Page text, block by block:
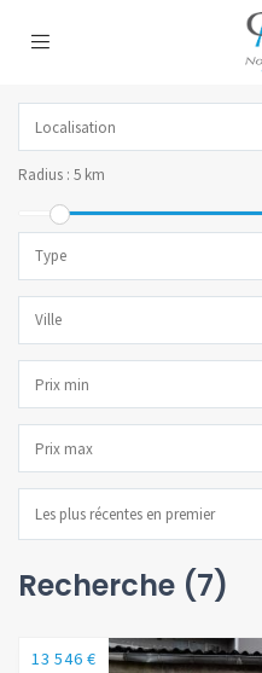
Radius : 5 km
Type
Ville
Les plus récentes en premier
Recherche (7)
13 546 €